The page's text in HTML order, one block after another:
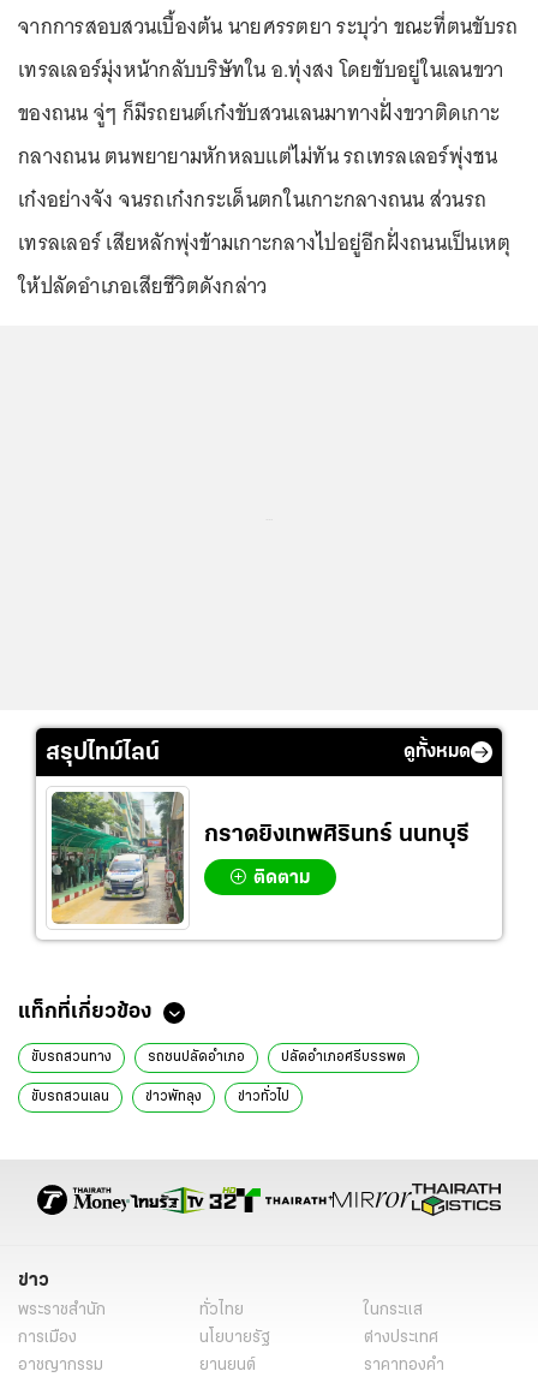
จากการสอบสวนเบื้องต้น นายศรรตยา ระบุว่า ขณะที่ตนขับรถ
เทรลเลอร์มุ่งหน้ากลับบริษัทใน อ.ทุ่งสง โดยขับอยู่ในเลนขวา
ของถนน จู่ๆ ก็มีรถยนต์เก๋งขับสวนเลนมาทางฝั่งขวาติดเกาะ
กลางถนน ตนพยายามหักหลบแต่ไม่ทัน รถเทรลเลอร์พุ่งชน
เก๋งอย่างจัง จนรถเก๋งกระเด็นตกในเกาะกลางถนน ส่วนรถ
เทรลเลอร์ เสียหลักพุ่งข้ามเกาะกลางไปอยู่อีกฝั่งถนนเป็นเหตุ
ให้ปลัดอำเภอเสียชีวิตดังกล่าว
สรุปไทม์ไลน์ ดูทั้งหมด
กราดยิงเทพศิรินทร์ นนทบุรี
ติดตาม
แท็กที่เกี่ยวข้อง
ขับรถสวนทาง รถชนปลัดอำเภอ ปลัดอำเภอศรีบรรพต
ขับรถสวนเลน ข่าวพัทลุง ข่าวทั่วไป
ข่าว
พระราชสำนัก ทั่วไทย
ในกระแส
การเมือง
นโยบายรัฐ
ต่างประเทศ
อาชญากรรม
ยานยนต์
ราคาทองคำ